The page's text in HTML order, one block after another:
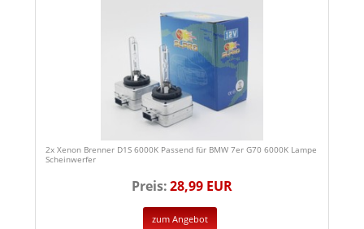
2x Xenon Brenner D1S 6000K Passend für BMW 7er G70 6000K Lampe
Scheinwerfer
Preis:28,99 EUR
zum Angebot